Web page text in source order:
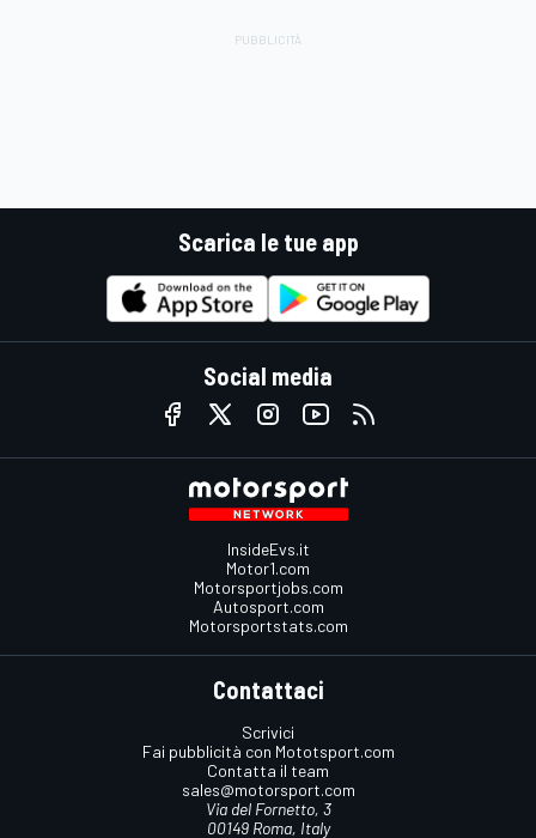
Scarica le tue app
Social media
InsideEvs.it
Motor1.com
Motorsportjobs.com
Autosport.com
Motorsportstats.com
Contattaci
Scrivici
Fai pubblicità con Mototsport.com
Contatta il team
sales@motorsport.com
Via del Fornetto, 3
00149 Roma, Italy